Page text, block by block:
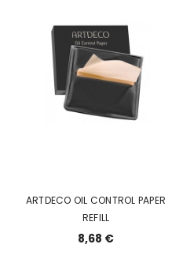
ARTDECO OIL CONTROL PAPER
REFILL
8,68 €